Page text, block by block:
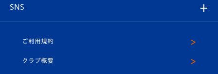
ホームタウン
U-18
SNS
ヴィヴィくんインスタグラム
ご利用規約
クラブ概要